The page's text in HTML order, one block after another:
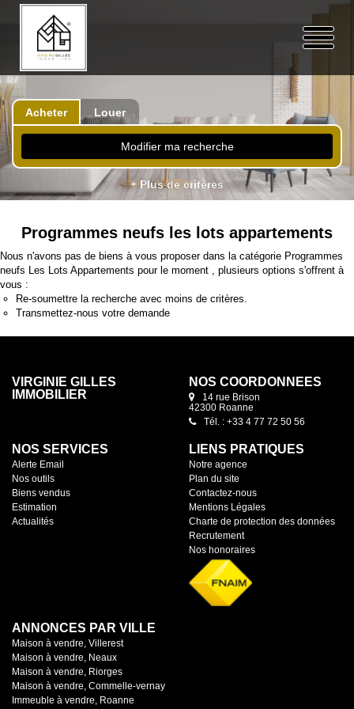
Acheter Louer
Modifier ma recherche
+ Plus de critères
Programmes neufs les lots appartements
Nous n'avons pas de biens à vous proposer dans la catégorie Programmes
neufs Les Lots Appartements pour le moment , plusieurs options s'offrent à
vous :
Re-soumettre la recherche avec moins de critères.
Transmettez-nous votre demande
VIRGINIE GILLES
IMMOBILIER
NOS COORDONNÉES
14 rue Brison
42300 Roanne
Tél. : +33 4 77 72 50 56
NOS SERVICES
Alerte Email
Nos outils
Biens vendus
Estimation
Actualités
LIENS PRATIQUES
Notre agence
Plan du site
Contactez-nous
Mentions Légales
Charte de protection des données
Recrutement
Nos honoraires
ANNONCES PAR VILLE
Maison à vendre, Villerest
Maison à vendre, Neaux
Maison à vendre, Riorges
Maison à vendre, Commelle-vernay
Immeuble à vendre, Roanne